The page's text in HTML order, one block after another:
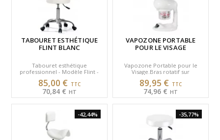
TABOURET ESTHÉTIQUE
FLINT BLANC
Tabouret esthétique
professionnel - Modèle Flint -
Coloris Blanc.
85,00 €
70,84 €
VAPOZONE PORTABLE
POUR LE VISAGE
Vapozone Portable pour le
Visage.Bras rotatif sur
360°.Coloris blanc
89,95 €
74,96 €
-42,44% -35,77%